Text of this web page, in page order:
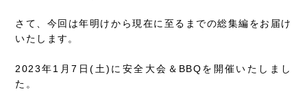
さて、今回は年明けから現在に至るまでの総集編をお届け
いたします。
2023年1月7日(土)に安全大会＆BBQを開催いたしまし
た。